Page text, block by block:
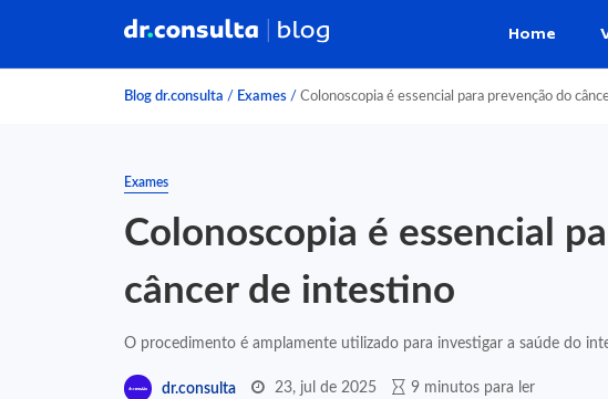
Home
Blog dr.consulta / Exames / Colonoscopia é essencial para prevenção do
Exames
Colonoscopia é essencial
câncer de intestino
O procedimento é amplamente utilizado para investigar a saúde do
dr.consulta 23, jul de 2025 9 minutos para ler